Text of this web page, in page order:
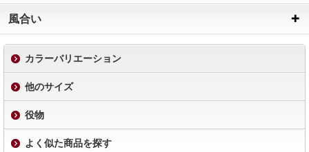
風合い
カラーバリエーション
他のサイズ
役物
よく似た商品を探す